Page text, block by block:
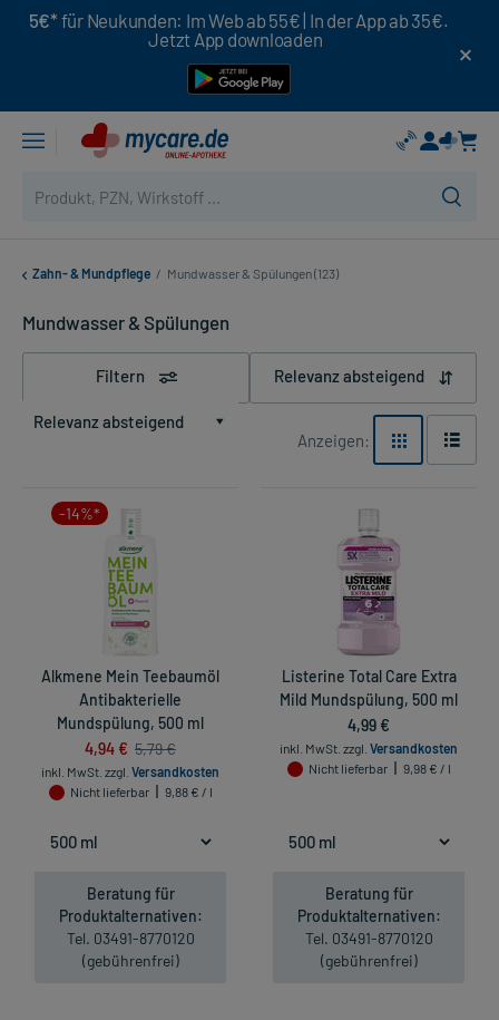
5€* für Neukunden: Im Web ab 55€ | In der App ab 35€.
Jetzt App downloaden
Zahn- & Mundpflege / Mundwasser & Spülungen (123)
Mundwasser & Spülungen
Filtern Relevanz absteigend
Relevanz absteigend
Anzeigen:
-14%*
Alkmene Mein Teebaumöl
Antibakterielle
Mundspülung, 500 ml
4,94 € 5,79 €
inkl. MwSt. zzgl. Versandkosten
Nicht lieferbar
9,88 € / l
Beratung für
Produktalternativen:
Tel. 03491-8770120
(gebührenfrei)
Listerine Total Care Extra
Mild Mundspülung, 500 ml
4,99 €
inkl. MwSt. zzgl. Versandkosten
Nicht lieferbar
9,98 € / l
Beratung für
Produktalternativen:
Tel. 03491-8770120
(gebührenfrei)